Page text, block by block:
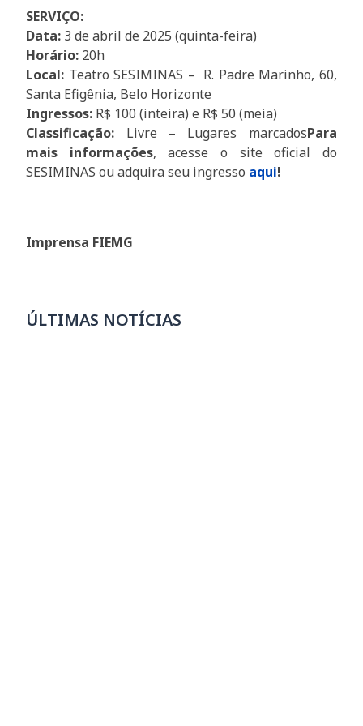
SERVIÇO:
Data: 3 de abril de 2025 (quinta-feira)
Horário: 20h
Local: Teatro SESIMINAS – R. Padre Marinho, 60,
Santa Efigênia, Belo Horizonte
Ingressos: R$ 100 (inteira) e R$ 50 (meia)
Classificação: Livre – Lugares marcadosPara
mais informações, acesse o site oficial do
SESIMINAS ou adquira seu ingresso aqui!
Imprensa FIEMG
ÚLTIMAS NOTÍCIAS